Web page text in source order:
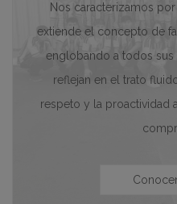
Nos caracterizamos
extiende el concepto de
englobando a todos sus
reflejan en el trato
respeto y la proactividad